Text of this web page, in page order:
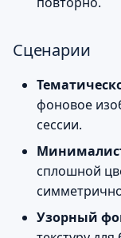
Сценарии
фоновое
сессии.
сплошной
Узорный